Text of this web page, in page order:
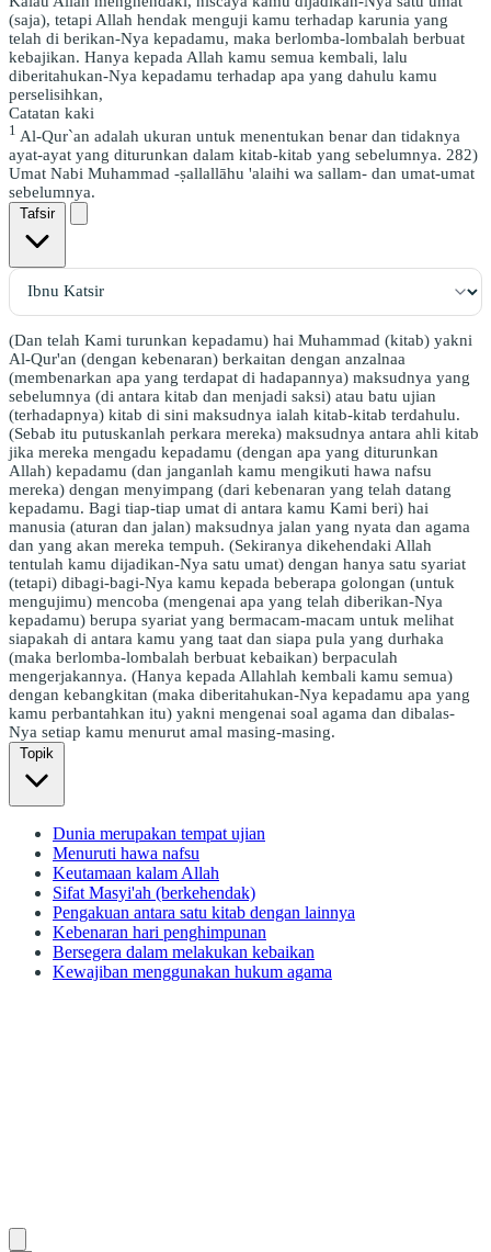
(saja), tetapi Allah hendak menguji kamu terhadap karunia yang
telah di berikan-Nya kepadamu, maka berlomba-lombalah berbuat
kebajikan. Hanya kepada Allah kamu semua kembali, lalu
diberitahukan-Nya kepadamu terhadap apa yang dahulu kamu
perselisihkan,
Catatan kaki
1 Al-Qur`an adalah ukuran untuk menentukan benar dan tidaknya
ayat-ayat yang diturunkan dalam kitab-kitab yang sebelumnya. 282)
Umat Nabi Muhammad -ṣallallāhu 'alaihi wa sallam- dan umat-umat
sebelumnya.
Tafsir
(Dan telah Kami turunkan kepadamu) hai Muhammad (kitab) yakni
Al-Qur'an (dengan kebenaran) berkaitan dengan anzalnaa
(membenarkan apa yang terdapat di hadapannya) maksudnya yang
sebelumnya (di antara kitab dan menjadi saksi) atau batu ujian
(terhadapnya) kitab di sini maksudnya ialah kitab-kitab terdahulu.
(Sebab itu putuskanlah perkara mereka) maksudnya antara ahli kitab
jika mereka mengadu kepadamu (dengan apa yang diturunkan
Allah) kepadamu (dan janganlah kamu mengikuti hawa nafsu
mereka) dengan menyimpang (dari kebenaran yang telah datang
kepadamu. Bagi tiap-tiap umat di antara kamu Kami beri) hai
manusia (aturan dan jalan) maksudnya jalan yang nyata dan agama
dan yang akan mereka tempuh. (Sekiranya dikehendaki Allah
tentulah kamu dijadikan-Nya satu umat) dengan hanya satu syariat
(tetapi) dibagi-bagi-Nya kamu kepada beberapa golongan (untuk
mengujimu) mencoba (mengenai apa yang telah diberikan-Nya
kepadamu) berupa syariat yang bermacam-macam untuk melihat
siapakah di antara kamu yang taat dan siapa pula yang durhaka
(maka berlomba-lombalah berbuat kebaikan) berpaculah
mengerjakannya. (Hanya kepada Allahlah kembali kamu semua)
dengan kebangkitan (maka diberitahukan-Nya kepadamu apa yang
kamu perbantahkan itu) yakni mengenai soal agama dan dibalas-
Nya setiap kamu menurut amal masing-masing.
Topik
Dunia merupakan tempat ujian
Menuruti hawa nafsu
Keutamaan kalam Allah
Sifat Masyi'ah (berkehendak)
Pengakuan antara satu kitab dengan lainnya
Kebenaran hari penghimpunan
Bersegera dalam melakukan kebaikan
Kewajiban menggunakan hukum agama